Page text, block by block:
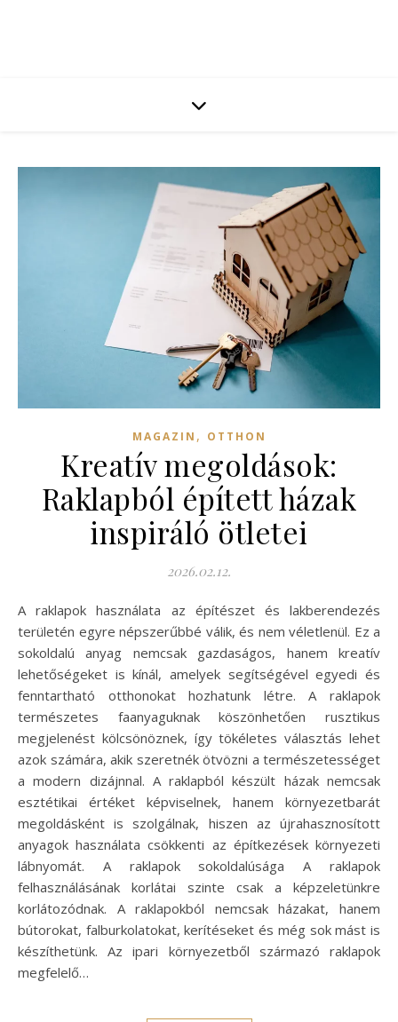
MAGAZIN , OTTHON
Kreatív megoldások:
Raklapból épített házak
inspiráló ötletei
2026.02.12.
A raklapok használata az építészet és lakberendezés
területén egyre népszerűbbé válik, és nem véletlenül. Ez a
sokoldalú anyag nemcsak gazdaságos, hanem kreatív
lehetőségeket is kínál, amelyek segítségével egyedi és
fenntartható otthonokat hozhatunk létre. A raklapok
természetes faanyaguknak köszönhetően rusztikus
megjelenést kölcsönöznek, így tökéletes választás lehet
azok számára, akik szeretnék ötvözni a természetességet
a modern dizájnnal. A raklapból készült házak nemcsak
esztétikai értéket képviselnek, hanem környezetbarát
megoldásként is szolgálnak, hiszen az újrahasznosított
anyagok használata csökkenti az építkezések környezeti
lábnyomát. A raklapok sokoldalúsága A raklapok
felhasználásának korlátai szinte csak a képzeletünkre
korlátozódnak. A raklapokból nemcsak házakat, hanem
bútorokat, falburkolatokat, kerítéseket és még sok mást is
készíthetünk. Az ipari környezetből származó raklapok
megfelelő…